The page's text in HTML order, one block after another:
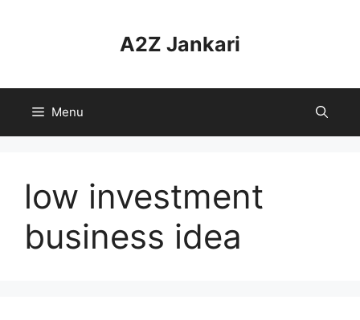
A2Z Jankari
Menu
low investment
business idea